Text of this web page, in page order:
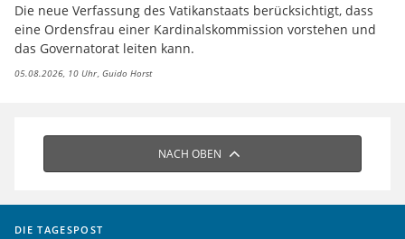
Die neue Verfassung des Vatikanstaats berücksichtigt, dass
eine Ordensfrau einer Kardinalskommission vorstehen und
das Governatorat leiten kann.
05.08.2026, 10 Uhr Guido Horst
NACH OBEN
DIE TAGESPOST